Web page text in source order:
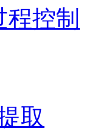
控制
取